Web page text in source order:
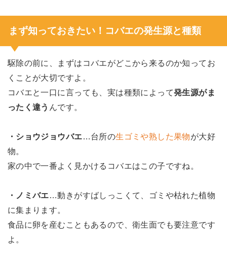
まず知っておきたい！コバエの発生源と種類
駆除の前に、まずはコバエがどこから来るのか知ってお
くことが大切ですよ。
コバエと一口に言っても、実は種類によって発生源がま
ったく違う んです。
・ショウジョウバエ…台所の生ゴミや熟した果物が大好
物。
家の中で一番よく見かけるコバエはこの子ですね。
・ノミバエ…動きがすばしっこくて、ゴミや枯れた植物
に集まります。
食品に卵を産むこともあるので、衛生面でも要注意です
よ。